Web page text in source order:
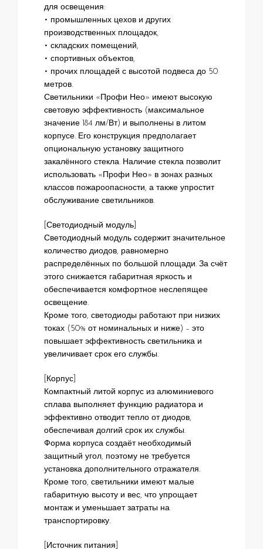
для освещения:
• промышленных цехов и других
производственных площадок,
• складских помещений,
• спортивных объектов,
• прочих площадей с высотой подвеса до 50
метров.
Светильники «Профи Нео» имеют высокую
световую эффективность (максимальное
значение 184 лм/Вт) и выполнены в литом
корпусе. Его конструкция предполагает
опциональную установку защитного
закалённого стекла. Наличие стекла позволит
использовать «Профи Нео» в зонах разных
классов пожароопасности, а также упростит
обслуживание светильников.
[Светодиодный модуль]
Светодиодный модуль содержит значительное
количество диодов, равномерно
распределённых по большой площади. За счёт
этого снижается габаритная яркость и
обеспечивается комфортное неслепящее
освещение.
Кроме того, светодиоды работают при низких
токах (50% от номинальных и ниже) – это
повышает эффективность светильника и
увеличивает срок его службы.
[Корпус]
Компактный литой корпус из алюминиевого
сплава выполняет функцию радиатора и
эффективно отводит тепло от диодов,
обеспечивая долгий срок их службы.
Форма корпуса создаёт необходимый
защитный угол, поэтому не требуется
установка дополнительного отражателя.
Кроме того, светильники имеют малые
габаритную высоту и вес, что упрощает
монтаж и уменьшает затраты на
транспортировку.
[Источник питания]